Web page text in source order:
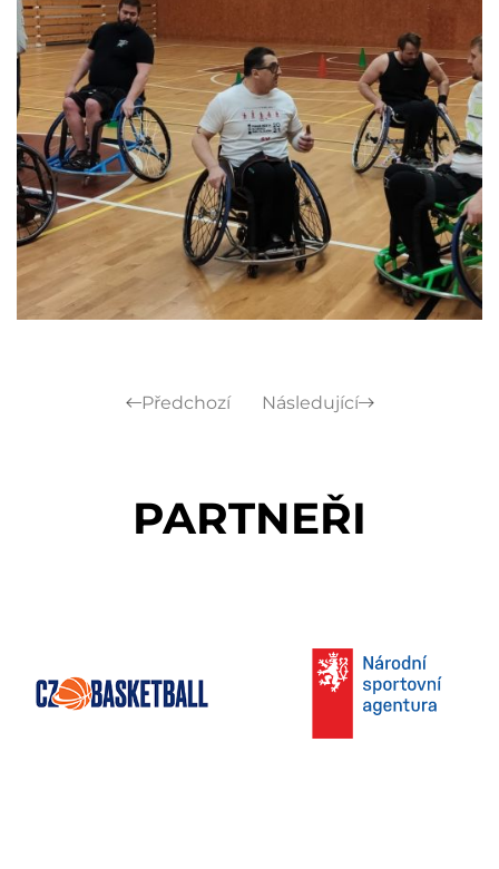
Předchozí Následující
PARTNEŘI